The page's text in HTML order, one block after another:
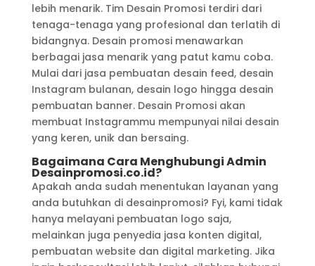
lebih menarik. Tim Desain Promosi terdiri dari
tenaga-tenaga yang profesional dan terlatih di
bidangnya. Desain promosi menawarkan
berbagai jasa menarik yang patut kamu coba.
Mulai dari jasa pembuatan desain feed, desain
Instagram bulanan, desain logo hingga desain
pembuatan banner. Desain Promosi akan
membuat Instagrammu mempunyai nilai desain
yang keren, unik dan bersaing.
Bagaimana Cara Menghubungi Admin
Desainpromosi.co.id?
Apakah anda sudah menentukan layanan yang
anda butuhkan di desainpromosi? Fyi, kami tidak
hanya melayani pembuatan logo saja,
melainkan juga penyedia jasa konten digital,
pembuatan website dan digital marketing. Jika